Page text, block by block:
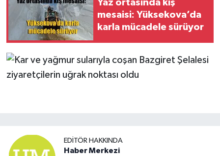
Yaz ortasında kış
mesaisi: Yüksekova’da
karla mücadele sürüyor
EDITÖR HAKKINDA
Haber Merkezi